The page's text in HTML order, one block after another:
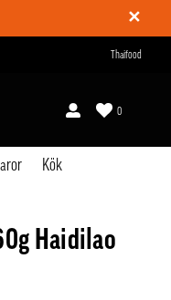
✕
Thaifood
0
Kök
Haidilao